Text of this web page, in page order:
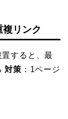
リンク
置すると、最
対策 ：1ページ